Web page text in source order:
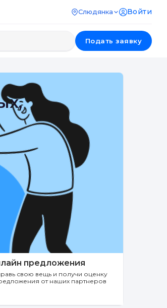
Слюдянка Войти
Подать заявку
предложения
свою вещь и получи оценку
от наших партнеров